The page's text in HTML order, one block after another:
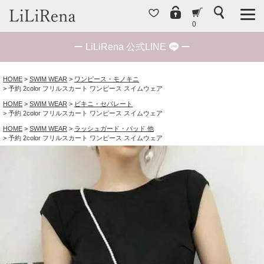
0
ー LiLiRena 公式LINE ー
HOME SWIM WEAR
ワンピース・モノキニ
予約 2color フリルスカート ワンピース スイムウェア
HOME SWIM WEAR
ビキニ・セパレート
予約 2color フリルスカート ワンピース スイムウェア
HOME SWIM WEAR
ラッシュガード・パッド 他
予約 2color フリルスカート ワンピース スイムウェア